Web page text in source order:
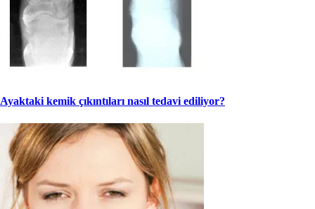
Ayaktaki kemik çıkıntıları nasıl tedavi ediliyor?